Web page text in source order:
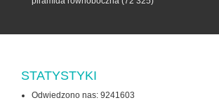
STATYSTYKI
Odwiedzono nas: 9241603